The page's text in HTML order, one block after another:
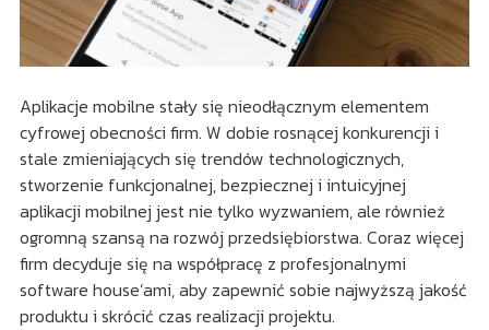
Aplikacje mobilne stały się nieodłącznym elementem
cyfrowej obecności firm. W dobie rosnącej konkurencji i
stale zmieniających się trendów technologicznych,
stworzenie funkcjonalnej, bezpiecznej i intuicyjnej
aplikacji mobilnej jest nie tylko wyzwaniem, ale również
ogromną szansą na rozwój przedsiębiorstwa. Coraz więcej
firm decyduje się na współpracę z profesjonalnymi
software house’ami, aby zapewnić sobie najwyższą jakość
produktu i skrócić czas realizacji projektu.